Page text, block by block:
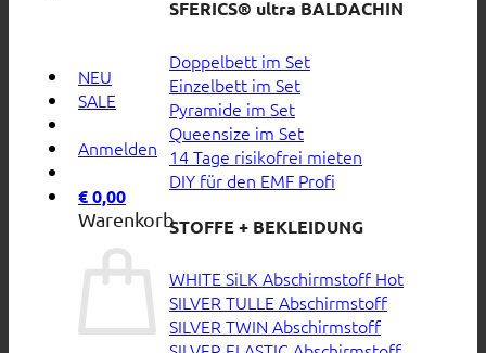
NEU
SALE
Anmelden
€0,00
Warenkorb
SFERICS® ultra BALDACHIN
Doppelbett im Set
Einzelbett im Set
Pyramide im Set
Queensize im Set
14 Tage risikofrei mieten
DIY für den EMF Profi
STOFFE + BEKLEIDUNG
WHITE SiLK Abschirmstoff
SILVER TULLE Abschirmstoff
SILVER TWIN Abschirmstoff